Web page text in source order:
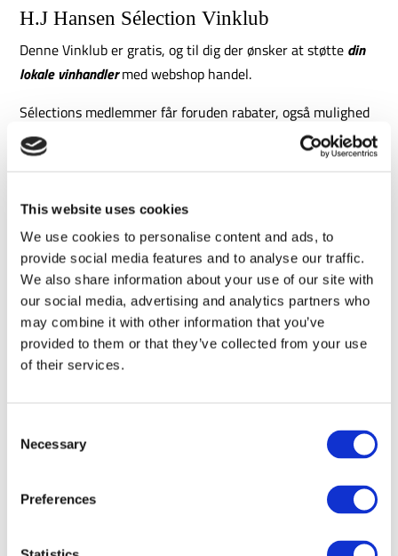
This website uses cookies
We use cookies to personalise content and ads, to
provide social media features and to analyse our traffic.
We also share information about your use of our site with
our social media, advertising and analytics partners who
may combine it with other information that you’ve
provided to them or that they’ve collected from your use
of their services.
Selection
Necessary
Preferences
H.J Hansen Sélection Vinklub
Denne Vinklub er gratis, og til dig der ønsker at støtte din
lokale vinhandlermed webshop handel.
Sélections medlemmer får foruden rabater, også mulighed
for levering lige til døren.
Man kan på denne måde med god samvittighed få
inspiration i butikken, og handle på nettet!
Det er gratis for dig at være medlem.
Du sparer 5% hver gang du handler online eller i butikken,
når du logger ind.
✔ Du får en kontantrabat på 5%, når du handler på online
✔ Kan købe særlige vine med Sélection-rabat